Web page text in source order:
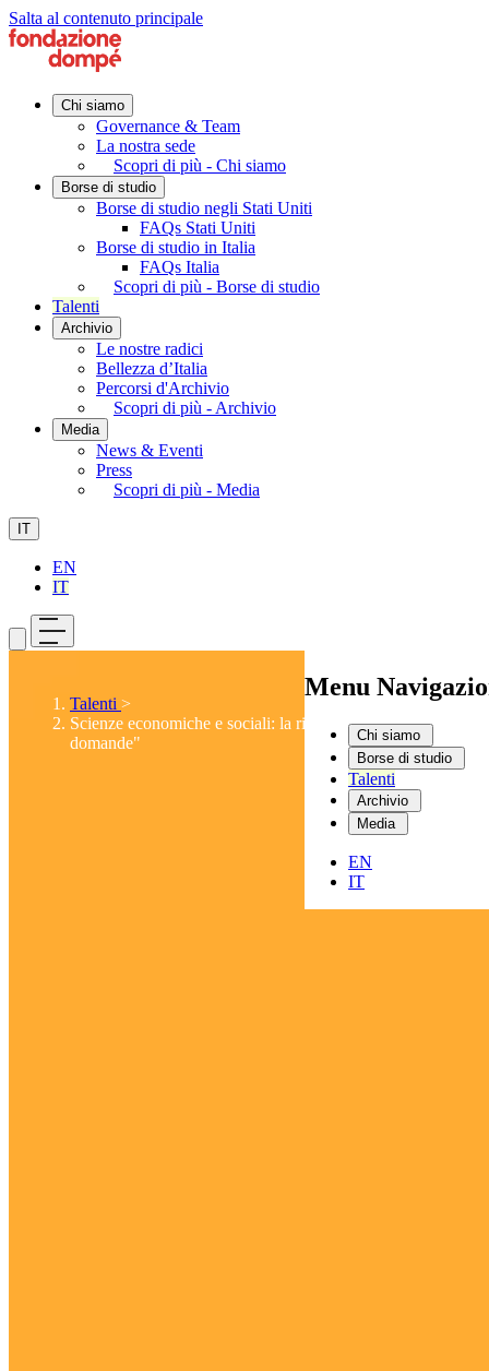
Salta al contenuto principale
Chi siamo
Governance & Team
La nostra sede
Scopri di più - Chi siamo
Borse di studio
Borse di studio negli Stati Uniti
FAQs Stati Uniti
Borse di studio in Italia
FAQs Italia
Scopri di più - Borse di studio
Talenti
Archivio
Le nostre radici
Bellezza d’Italia
Percorsi d'Archivio
Scopri di più - Archivio
Media
News & Eventi
Press
Scopri di più - Media
IT
EN
IT
Menu
Chi siamo
Borse di studio
Talenti
Archivio
Media
EN
IT
Talenti >
Scienze economiche e sociali: la risposta alle "grandi
domande"